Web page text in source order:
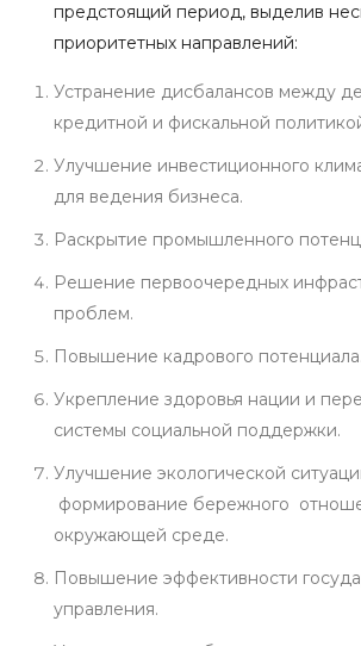
предстоящий период, выделив
приоритетных направлений:
Устранение дисбалансов между
кредитной и фискальной
Улучшение инвестиционного
для ведения бизнеса.
Раскрытие промышленного
Решение первоочередных
проблем.
Повышение кадрового потенциала.
Укрепление здоровья нации и
системы социальной поддержки.
Улучшение экологической
формирование бережного
окружающей среде.
Повышение эффективности
управления.